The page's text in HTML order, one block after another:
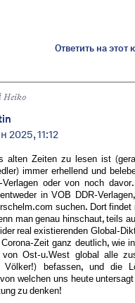
Ответить на этот
Heiko
2025, 11:12
alten Zeiten zu lesen ist
immer erhellend und
Verlagen oder von noch
in VOB DDR-
suchen. Dort findet
man genau hinschaut, teils
real existierenden Global-
Zeit ganz deutlich, wie
von Ost-u.West global alle
Völker!) befassen, und die
welchen uns heute
zu denken!